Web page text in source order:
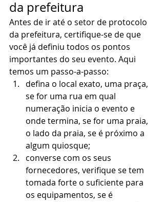
da prefeitura
Antes de ir até o setor de protocolo
da prefeitura, certifique-se de que
você já definiu todos os pontos
importantes do seu evento. Aqui
temos um passo-a-passo:
defina o local exato, uma praça,
se for uma rua em qual
numeração inicia o evento e
onde termina, se for uma praia,
o lado da praia, se é próximo a
algum quiosque;
converse com os seus
fornecedores, verifique se tem
tomada forte o suficiente para
os equipamentos, se é